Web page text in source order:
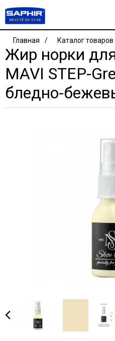
Главная Каталог товаров
Жир норки
MAVI STEP-
бледно-